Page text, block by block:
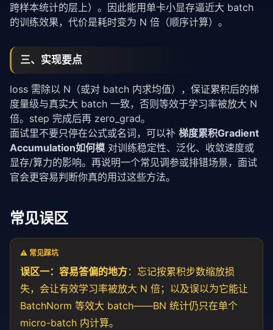
跨样本统计的层上）。因此能用单卡小显存逼近大 batch
的训练效果，代价是耗时变为 N 倍（顺序计算）。
三、实现要点
loss 需除以 N（或对 batch 内求均值），保证累积后的梯
度量级与真实大 batch 一致，否则等效于学习率被放大 N
倍。step 完成后再 zero_grad。
面试里不要只停在公式或名词，可以补 梯度累积Gradient
Accumulation如何模 对训练稳定性、泛化、收敛速度或
显存/算力的影响。再说明一个常见调参或排错场景，面试
官会更容易判断你真的用过这些方法。
常见误区
⚠️ 常见踩坑
误区一：容易答偏的地方：忘记按累积步数缩放损
失，会让有效学习率被放大 N 倍；以及误以为它能让
BatchNorm 等效大 batch——BN 统计仍只在单个
micro-batch 内计算。